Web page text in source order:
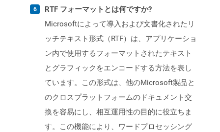
RTF フォーマットとは何ですか?
Microsoftによって導入および文書化されたリ
ッチテキスト形式（RTF）は、アプリケーショ
ン内で使用するフォーマットされたテキスト
とグラフィックをエンコードする方法を表し
ています。この形式は、他のMicrosoft製品と
のクロスプラットフォームのドキュメント交
換を容易にし、相互運用性の目的に役立ちま
す。この機能により、ワードプロセッシング